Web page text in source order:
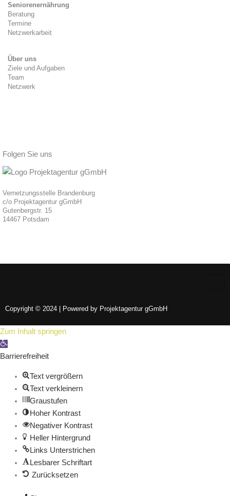
Seniorenernährung
Beratung
Termine
Netzwerkarbeit
Über uns
Ziele und Aufgaben
Team
Netzwerk
Folgen Sie uns
Vernetzungsstelle Brandenburg
c/o Projektagentur gGmbH
Gutenbergstr. 15
14467 Potsdam
Copyright © 2024 | Powered by Projektagentur gGmbH
Zum Inhalt springen
Werkzeugleiste öffnen
Barrierefreiheit
Text vergrößern
Text verkleinern
Graustufen
Hoher Kontrast
Negativer Kontrast
Heller Hintergrund
Links Unterstrichen
Lesbarer Schriftart
Zurücksetzen